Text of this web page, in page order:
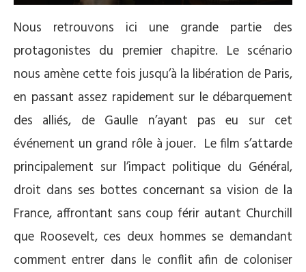
Nous retrouvons ici une grande partie des
protagonistes du premier chapitre. Le scénario
nous amène cette fois jusqu’à la libération de Paris,
en passant assez rapidement sur le débarquement
des alliés, de Gaulle n’ayant pas eu sur cet
événement un grand rôle à jouer. Le film s’attarde
principalement sur l’impact politique du Général,
droit dans ses bottes concernant sa vision de la
France, affrontant sans coup férir autant Churchill
que Roosevelt, ces deux hommes se demandant
comment entrer dans le conflit afin de coloniser